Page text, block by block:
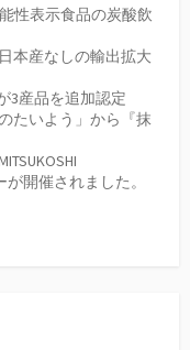
性表示食品の炭酸飲
本産なしの輸出拡大
3産品を追加認定
たいよう」から『抹
が開催されました。